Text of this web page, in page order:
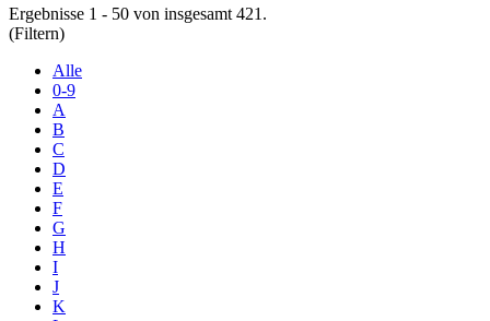
Ergebnisse 1 - 50 von insgesamt 421.
(Filtern)
Alle
0-9
A
B
C
D
E
F
G
H
I
J
K